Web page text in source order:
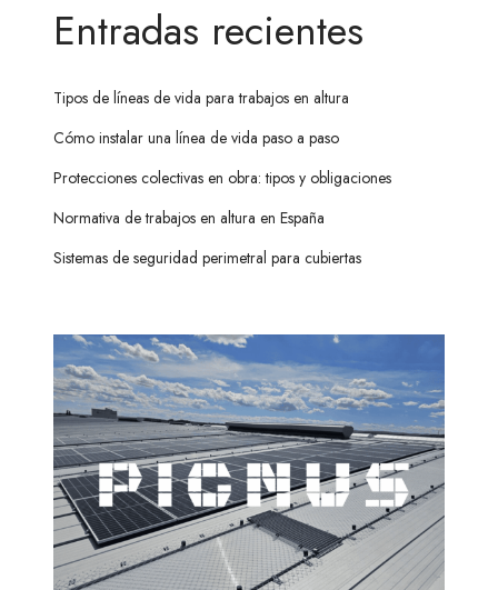
Entradas recientes
Tipos de líneas de vida para trabajos en altura
Cómo instalar una línea de vida paso a paso
Protecciones colectivas en obra: tipos y obligaciones
Normativa de trabajos en altura en España
Sistemas de seguridad perimetral para cubiertas